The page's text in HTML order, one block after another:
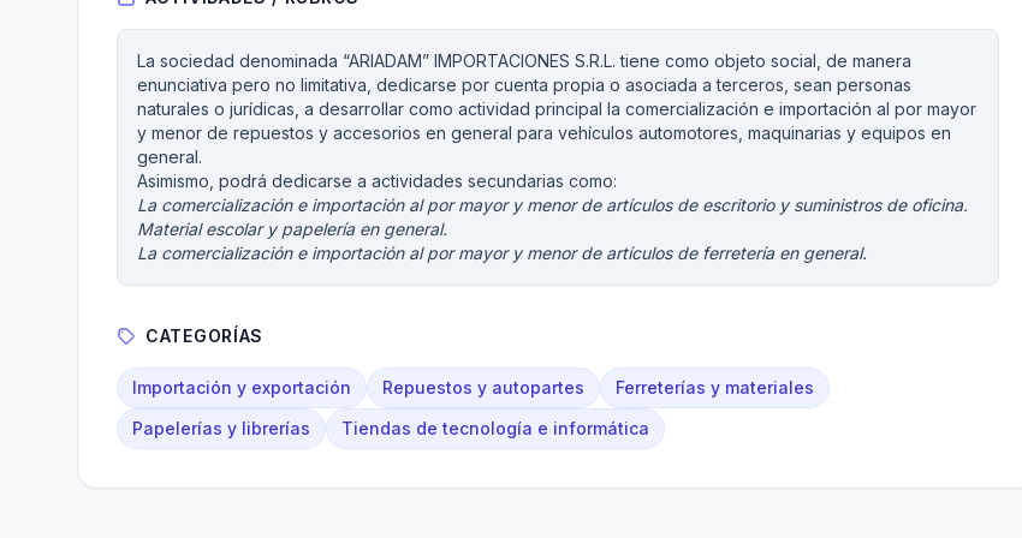
La sociedad denominada “ARIADAM” IMPORTACIONES S.R.L. tiene como objeto social, de manera
enunciativa pero no limitativa, dedicarse por cuenta propia o asociada a terceros, sean personas
naturales o jurídicas, a desarrollar como actividad principal la comercialización e importación al por mayor
y menor de repuestos y accesorios en general para vehículos automotores, maquinarias y equipos en
general.
Asimismo, podrá dedicarse a actividades secundarias como:
La comercialización e importación al por mayor y menor de artículos de escritorio y suministros de oficina.
Material escolar y papelería en general.
La comercialización e importación al por mayor y menor de artículos de ferretería en general.
CATEGORÍAS
Importación y exportación Repuestos y autopartes
Ferreterías y materiales
Papelerías y librerías
Tiendas de tecnología e informática